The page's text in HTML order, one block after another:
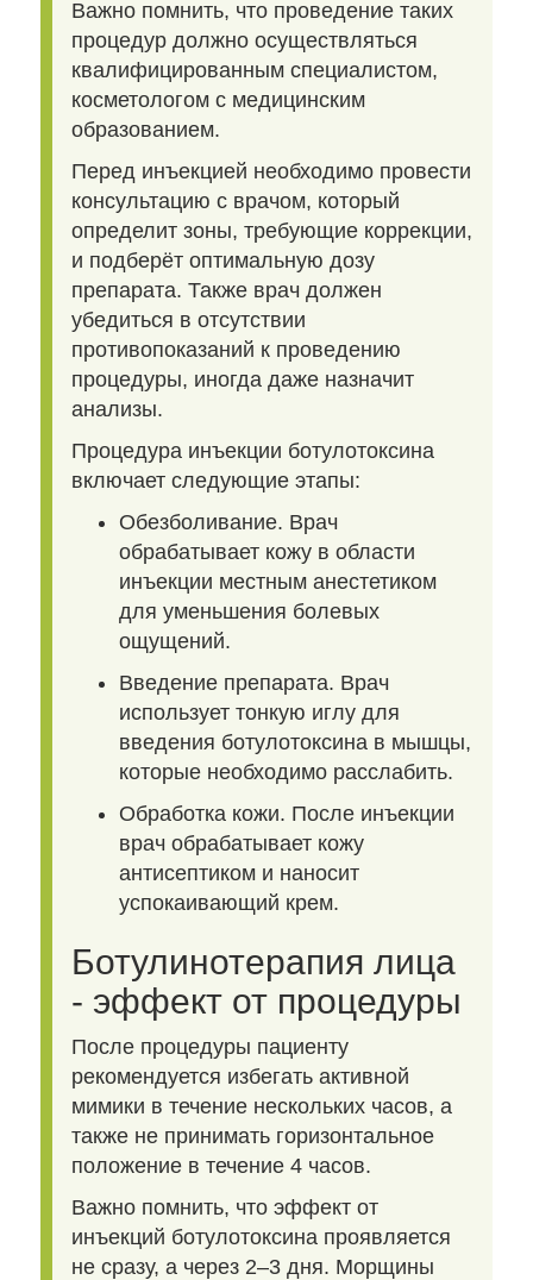
Важно помнить, что проведение таких
процедур должно осуществляться
квалифицированным специалистом,
косметологом с медицинским
образованием.
Перед инъекцией необходимо провести
консультацию с врачом, который
определит зоны, требующие коррекции,
и подберёт оптимальную дозу
препарата. Также врач должен
убедиться в отсутствии
противопоказаний к проведению
процедуры, иногда даже назначит
анализы.
Процедура инъекции ботулотоксина
включает следующие этапы:
Обезболивание. Врач
обрабатывает кожу в области
инъекции местным анестетиком
для уменьшения болевых
ощущений.
Введение препарата. Врач
использует тонкую иглу для
введения ботулотоксина в мышцы,
которые необходимо расслабить.
Обработка кожи. После инъекции
врач обрабатывает кожу
антисептиком и наносит
успокаивающий крем.
Ботулинотерапия лица
- эффект от процедуры
После процедуры пациенту
рекомендуется избегать активной
мимики в течение нескольких часов, а
также не принимать горизонтальное
положение в течение 4 часов.
Важно помнить, что эффект от
инъекций ботулотоксина проявляется
не сразу, а через 2–3 дня. Морщины